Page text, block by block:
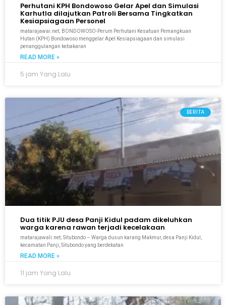
Perhutani KPH Bondowoso Gelar Apel dan Simulasi
Karhutla dilajutkan Patroli Bersama Tingkatkan
Kesiapsiagaan Personel
matarajawai.net; BONDOWOSO-Perum Perhutani Kesatuan Pemangkuan
Hutan (KPH) Bondowoso menggelar Apel Kesiapsiagaan dan simulasi
penanggulangan kebakaran
READ MORE »
5 jam Yang Lalu
BERITA
Dua titik PJU desa Panji Kidul padam dikeluhkan
warga karena rawan terjadi kecelakaan
matarajawali.net; Situbondo – Warga dusun karang Makmur, desa Panji Kidul,
kecamatan Panji, Situbondo yang berdekatan
READ MORE »
11 jam Yang Lalu